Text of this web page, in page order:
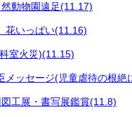
動物園遠足(11.17)
いっぱい(11.16)
室火災)(11.15)
メッセージ(児童虐待の根絶
工展・書写展鑑賞(11.8)